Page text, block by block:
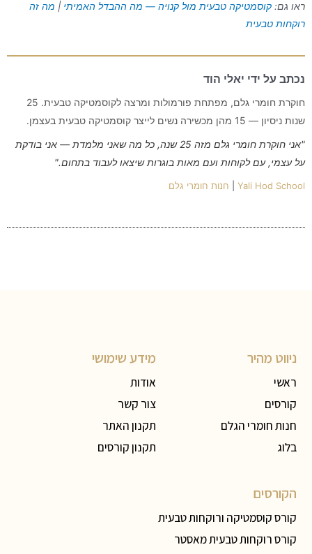
ראו גם: קוסמטיקה טבעית מול קנויה — מה ההבדל האמיתי | מה זה
רוקחות טבעית
נכתב על ידי יאלי הוד
חוקרת חומרי גלם, מפתחת פורמולות ומרצה לקוסמטיקה טבעית. 25
שנות ניסיון — 15 מהן מכשירה נשים לייצר קוסמטיקה טבעית בעצמן.
"אני חוקרת חומרי גלם מזה 25 שנה, כל מה שאני מלמדת — אני בודקת
על עצמי, עם לקוחות ועם מאות בוגרות שיצאו לעבוד בתחום."
Yali Hod School חנות חומרי גלם
ניווט מהיר
ראשי
קורסים
חנות חומרי הגלם
בלוג
מידע שימושי
אודות
צור קשר
תקנון האתר
תקנון קורסים
הקורסים
קורס קוסמטיקה ורוקחות טבעית
קורס רוקחות טבעית מאסטר